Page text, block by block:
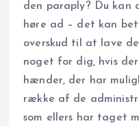
den paraply? Du
høre ad – det kan
overskud til at lave
noget for dig, hvis
hænder, der har
række af de
som ellers har taget